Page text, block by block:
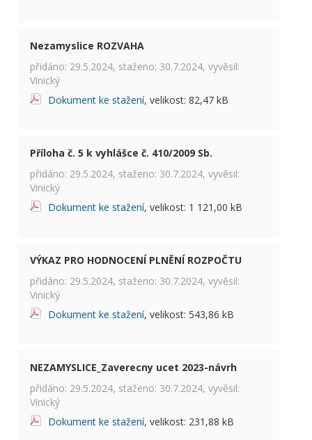
Nezamyslice ROZVAHA
přidáno: 29.5.2024, staženo: 30.7.2024, vyvěsil:
Vinický
Dokument ke stažení, velikost: 82,47 kB
Příloha č. 5 k vyhlášce č. 410/2009 Sb.
přidáno: 29.5.2024, staženo: 30.7.2024, vyvěsil:
Vinický
Dokument ke stažení, velikost: 1 121,00 kB
VÝKAZ PRO HODNOCENÍ PLNĚNÍ ROZPOČTU
přidáno: 29.5.2024, staženo: 30.7.2024, vyvěsil:
Vinický
Dokument ke stažení, velikost: 543,86 kB
NEZAMYSLICE_Zaverecny ucet 2023-návrh
přidáno: 29.5.2024, staženo: 30.7.2024, vyvěsil:
Vinický
Dokument ke stažení, velikost: 231,88 kB